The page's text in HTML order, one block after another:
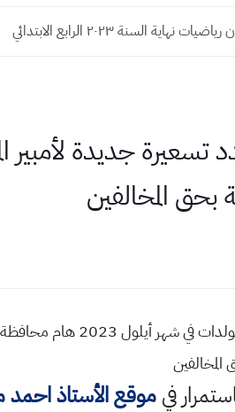
نهاية السنة ٢٠٢٣ الرابع الابتدائي
بحق المخالفين
فيموقع الأستاذ